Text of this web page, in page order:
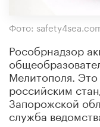
Фото:
Рособрнадзор
Мелитополя.
российским
Запорожской
служба